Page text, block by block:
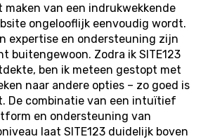
maken van een indrukwekkende
ongelooflijk eenvoudig wordt.
expertise en ondersteuning zijn
buitengewoon. Zodra ik SITE123
ben ik meteen gestopt met
naar andere opties – zo goed is
De combinatie van een intuïtief
en ondersteuning van
laat SITE123 duidelijk boven